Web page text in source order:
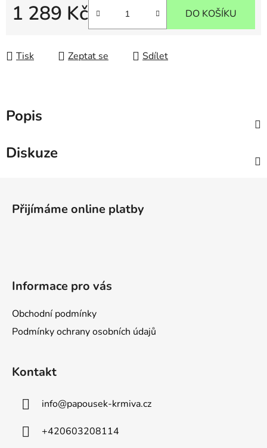
1 289 Kč DO KOŠÍKU
Tisk Zeptat se Sdílet
Popis
Diskuze
Přijímáme online platby
Informace pro vás
Obchodní podmínky
Podmínky ochrany osobních údajů
Kontakt
info@papousek-krmiva.cz
+420603208114